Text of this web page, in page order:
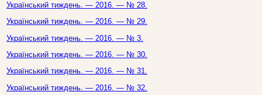
Український тиждень. — 2016. — № 28.
Український тиждень. — 2016. — № 29.
Український тиждень. — 2016. — № 3.
Український тиждень. — 2016. — № 30.
Український тиждень. — 2016. — № 31.
Український тиждень. — 2016. — № 32.